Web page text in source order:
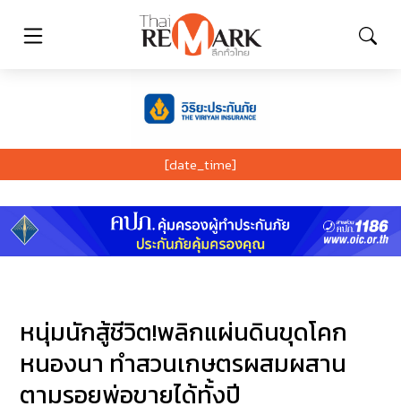
[date_time]
หนุ่มนักสู้ชีวิต!พลิกแผ่นดินขุดโคก
หนองนา ทำสวนเกษตรผสมผสาน
ตามรอยพ่อขายได้ทั้งปี